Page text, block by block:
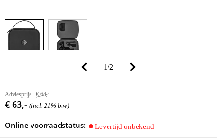
1/2
Adviesprijs € 64,-
€ 63,- (incl. 21% btw)
Online voorraadstatus: Levertijd onbekend